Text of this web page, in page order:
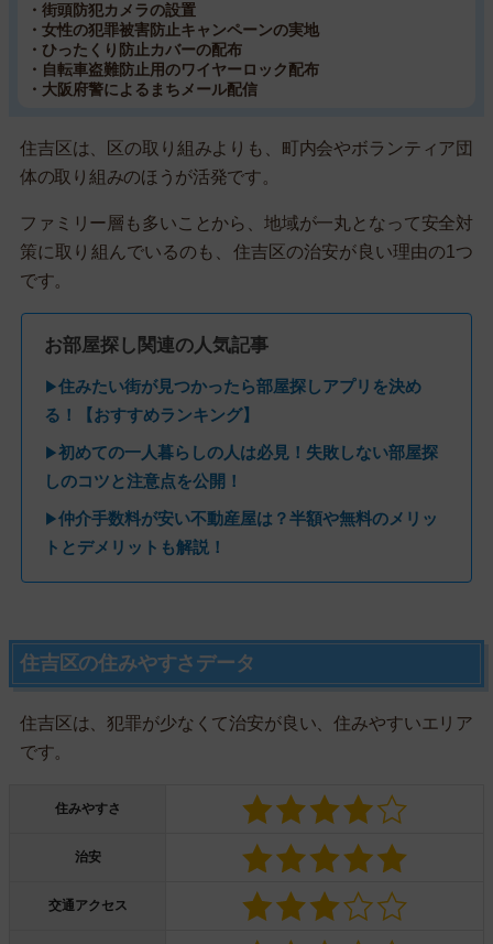
・街頭防犯カメラの設置
・女性の犯罪被害防止キャンペーンの実地
・ひったくり防止カバーの配布
・自転車盗難防止用のワイヤーロック配布
・大阪府警によるまちメール配信
住吉区は、区の取り組みよりも、町内会やボランティア団
体の取り組みのほうが活発です。
ファミリー層も多いことから、地域が一丸となって安全対
策に取り組んでいるのも、住吉区の治安が良い理由の1つ
です。
お部屋探し関連の人気記事
▶住みたい街が見つかったら部屋探しアプリを決め
る！【おすすめランキング】
▶初めての一人暮らしの人は必見！失敗しない部屋探
しのコツと注意点を公開！
▶仲介手数料が安い不動産屋は？半額や無料のメリッ
トとデメリットも解説！
住吉区の住みやすさデータ
住吉区は、犯罪が少なくて治安が良い、住みやすいエリア
です。
住みやすさ
治安
交通アクセス